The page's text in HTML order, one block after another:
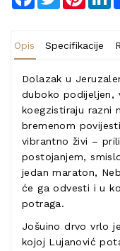
Opis Specifikacije
Dolazak u
duboko podijeljen,
koegzistiraju razni
bremenom
vibrantno živi –
postojanjem,
jedan maraton,
će ga odvesti i u
potraga.
Jošuino drvo vrlo
kojoj Lujanović